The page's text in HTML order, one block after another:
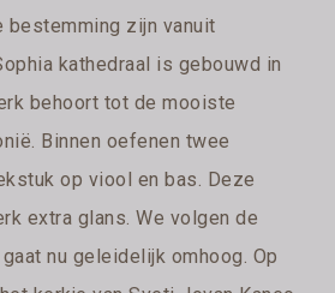
bestemming zijn vanuit
kathedraal is gebouwd in
behoort tot de mooiste
Binnen oefenen twee
op viool en bas. Deze
extra glans. We volgen de
nu geleidelijk omhoog. Op